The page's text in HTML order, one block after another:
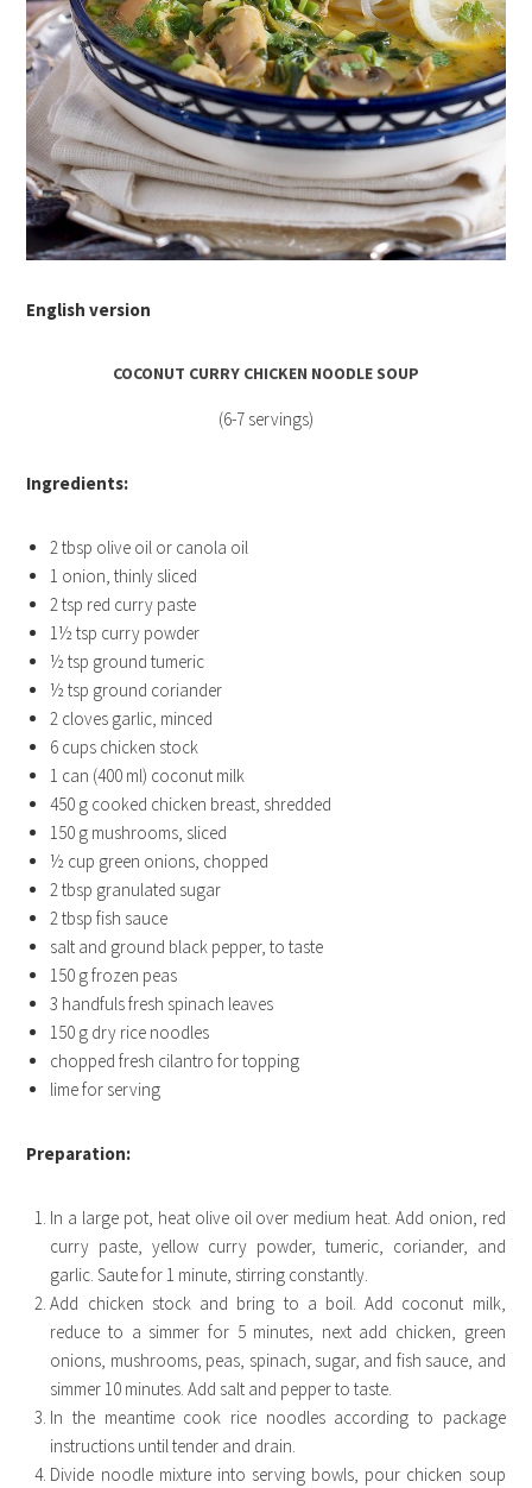
English version
COCONUT CURRY CHICKEN NOODLE SOUP
(6-7 servings)
Ingredients:
2 tbsp olive oil or canola oil
1 onion, thinly sliced
2 tsp red curry paste
1½ tsp curry powder
½ tsp ground tumeric
½ tsp ground coriander
2 cloves garlic, minced
6 cups chicken stock
1 can (400 ml) coconut milk
450 g cooked chicken breast, shredded
150 g mushrooms, sliced
½ cup green onions, chopped
2 tbsp granulated sugar
2 tbsp fish sauce
salt and ground black pepper, to taste
150 g frozen peas
3 handfuls fresh spinach leaves
150 g dry rice noodles
chopped fresh cilantro for topping
lime for serving
Preparation:
In a large pot, heat olive oil over medium heat. Add onion, red
curry paste, yellow curry powder, tumeric, coriander, and
garlic. Saute for 1 minute, stirring constantly.
Add chicken stock and bring to a boil. Add coconut milk,
reduce to a simmer for 5 minutes, next add chicken, green
onions, mushrooms, peas, spinach, sugar, and fish sauce, and
simmer 10 minutes. Add salt and pepper to taste.
In the meantime cook rice noodles according to package
instructions until tender and drain.
Divide noodle mixture into serving bowls, pour chicken soup